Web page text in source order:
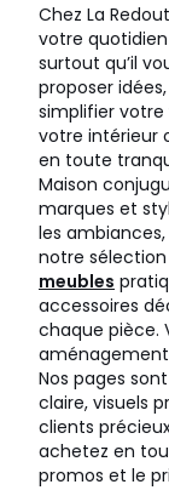
Chez La
votre
surtout qu’il
proposer
simplifier
votre intérieur
en toute
Maison
marques et
les
notre
meubles
accessoires
chaque pièce.
aménagement
Nos pages
claire, visuels
clients
achetez en
promos et le